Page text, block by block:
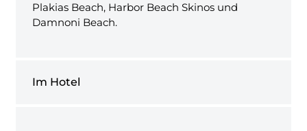
Plakias Beach, Harbor Beach Skinos und
Damnoni Beach.
Im Hotel